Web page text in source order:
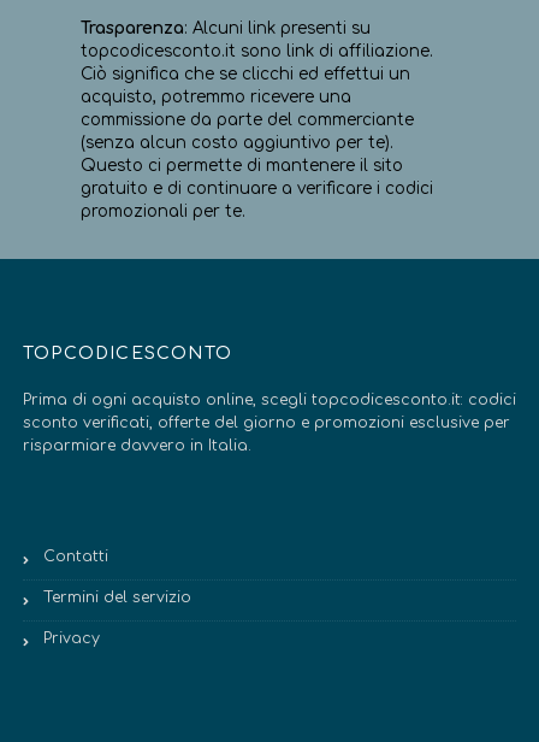
Trasparenza: Alcuni link presenti su
topcodicesconto.it sono link di affiliazione.
Ciò significa che se clicchi ed effettui un
acquisto, potremmo ricevere una
commissione da parte del commerciante
(senza alcun costo aggiuntivo per te).
Questo ci permette di mantenere il sito
gratuito e di continuare a verificare i codici
promozionali per te.
TOPCODICESCONTO
Prima di ogni acquisto online, scegli topcodicesconto.it: codici
sconto verificati, offerte del giorno e promozioni esclusive per
risparmiare davvero in Italia.
Contatti
Termini del servizio
Privacy